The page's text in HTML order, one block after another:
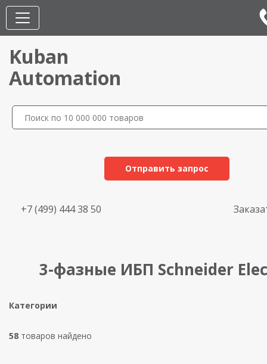
Kuban
Automation
Отправить запрос
+7 (499) 444 38 50
3-фазные ИБП Schneider
Категории
58 товаров найдено